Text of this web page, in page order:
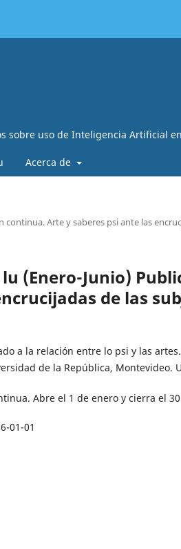
sobre uso de Inteligencia Artificial
Acerca de
Arte y saberes psi ante las
(Enero-Junio)
de las
a la relación entre lo psi y las
de la República, Montevideo.
Abre el 1 de enero y cierra el
01-01